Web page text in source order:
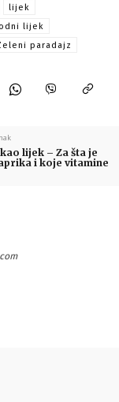
lijek
lijek
paradajz
lijek – Za šta je
i koje vitamine